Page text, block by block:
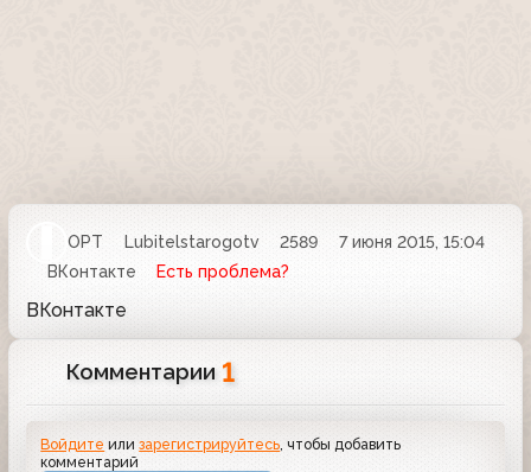
ОРТ Lubitelstarogotv 2589
7 июня 2015, 15:04
ВКонтакте
Есть проблема?
ВКонтакте
Комментарии 1
Войдите илизарегистрируйтесь , чтобы добавить
комментарий